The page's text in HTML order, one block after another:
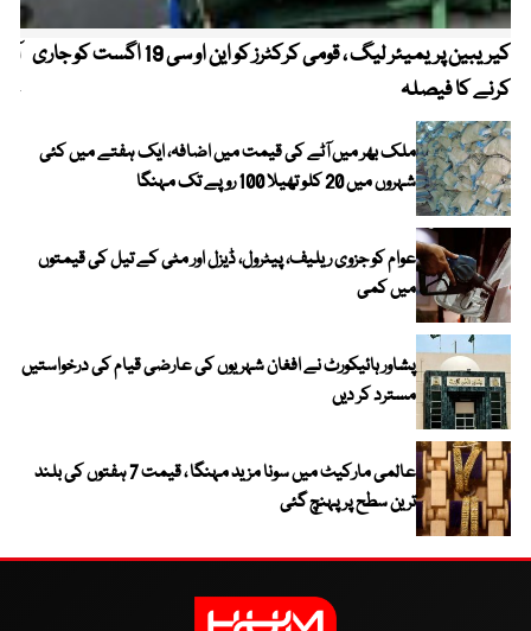
کیریبین پریمیئر لیگ ، قومی کرکٹرز کو این او سی 19 اگست کو جاری
کرنے کا فیصلہ
ملک بھر میں آٹے کی قیمت میں اضافہ، ایک ہفتے میں کئی
شہروں میں 20 کلو تھیلا 100 روپے تک مہنگا
عوام کو جزوی ریلیف، پیٹرول، ڈیزل اور مٹی کے تیل کی قیمتوں
میں کمی
پشاور ہائیکورٹ نے افغان شہریوں کی عارضی قیام کی درخواستیں
مسترد کر دیں
عالمی مارکیٹ میں سونا مزید مہنگا ، قیمت 7 ہفتوں کی بلند
ترین سطح پر پہنچ گئی